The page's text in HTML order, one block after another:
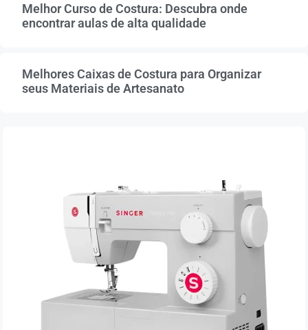
Melhor Curso de Costura: Descubra onde
encontrar aulas de alta qualidade
Melhores Caixas de Costura para Organizar
seus Materiais de Artesanato